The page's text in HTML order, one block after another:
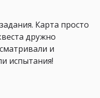
Карта просто
дружно
и
испытания!